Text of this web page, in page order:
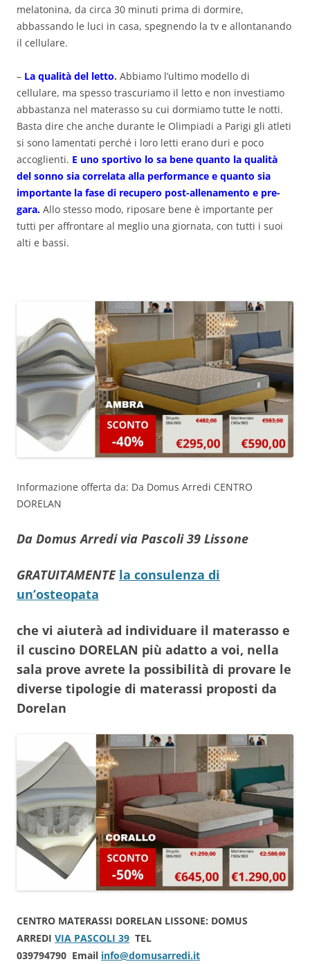
melatonina, da circa 30 minuti prima di dormire,
abbassando le luci in casa, spegnendo la tv e allontanando
il cellulare.
– La qualità del letto. Abbiamo l’ultimo modello di
cellulare, ma spesso trascuriamo il letto e non investiamo
abbastanza nel materasso su cui dormiamo tutte le notti.
Basta dire che anche durante le Olimpiadi a Parigi gli atleti
si sono lamentati perché i loro letti erano duri e poco
accoglienti. E uno sportivo lo sa bene quanto la qualità
del sonno sia correlata alla performance e quanto sia
importante la fase di recupero post-allenamento e pre-
gara. Allo stesso modo, riposare bene è importante per
tutti per affrontare al meglio una giornata, con tutti i suoi
alti e bassi.
Informazione offerta da: Da Domus Arredi CENTRO
DORELAN
Da Domus Arredi via Pascoli 39 Lissone
GRATUITAMENTE la consulenza di
un’osteopata
che vi aiuterà ad individuare il materasso e
il cuscino DORELAN più adatto a voi, nella
sala prove avrete la possibilità di provare le
diverse tipologie di materassi proposti da
Dorelan
CENTRO MATERASSI DORELAN LISSONE: DOMUS
ARREDI VIA PASCOLI 39 TEL
039794790 Email info@domusarredi.it